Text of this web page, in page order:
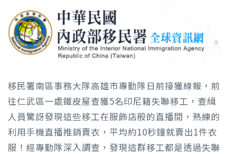
移民署南區事務大隊高雄市專勤隊日前接獲線報，前
往仁武區一處鐵皮屋查獲5名印尼籍失聯移工，查緝
人員驚訝發現這些移工在服飾店般的直播間，熟練的
利用手機直播推銷賣衣，平均約10秒鐘就賣出1件衣
服！經專勤隊深入調查，發現這群移工都是透過失聯